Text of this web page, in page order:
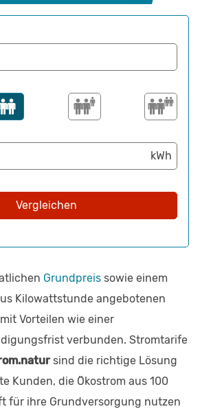
Vergleichen
Grundpreis sowie einem
Kilowattstunde angebotenen
mit Vorteilen wie einer
verbunden. Stromtarife
sind die richtige Lösung
Kunden, die Ökostrom aus 100
für ihre Grundversorgung nutzen